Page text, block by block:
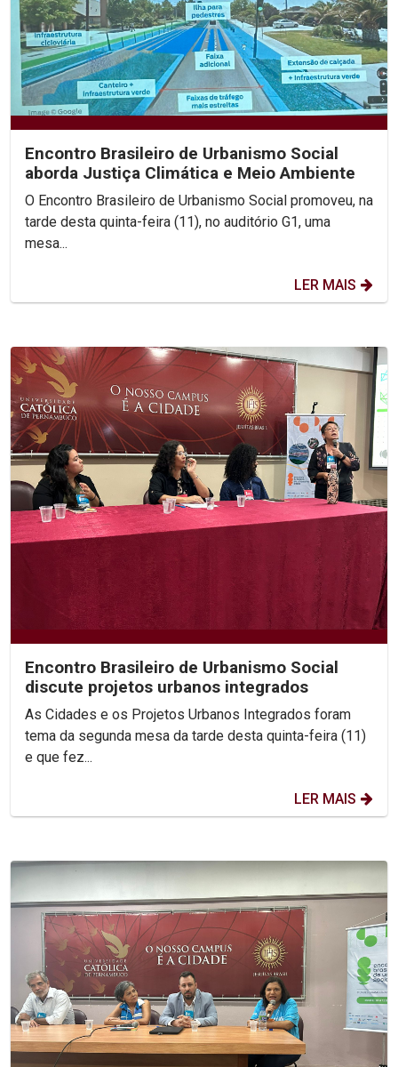
Encontro Brasileiro de Urbanismo Social
aborda Justiça Climática e Meio Ambiente
O Encontro Brasileiro de Urbanismo Social promoveu, na
tarde desta quinta-feira (11), no auditório G1, uma
mesa...
LER MAIS
Encontro Brasileiro de Urbanismo Social
discute projetos urbanos integrados
As Cidades e os Projetos Urbanos Integrados foram
tema da segunda mesa da tarde desta quinta-feira (11)
e que fez...
LER MAIS